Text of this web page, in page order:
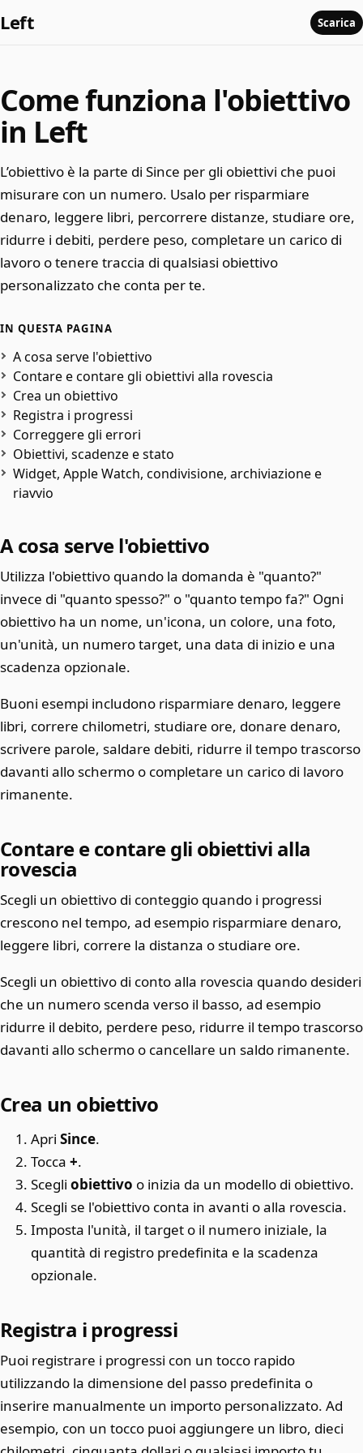
Left Scarica
Come funziona l'obiettivo
in Left
L’obiettivo è la parte di Since per gli obiettivi che puoi
misurare con un numero. Usalo per risparmiare
denaro, leggere libri, percorrere distanze, studiare ore,
ridurre i debiti, perdere peso, completare un carico di
lavoro o tenere traccia di qualsiasi obiettivo
personalizzato che conta per te.
IN QUESTA PAGINA
A cosa serve l'obiettivo
Contare e contare gli obiettivi alla rovescia
Crea un obiettivo
Registra i progressi
Correggere gli errori
Obiettivi, scadenze e stato
Widget, Apple Watch, condivisione, archiviazione e
riavvio
A cosa serve l'obiettivo
Utilizza l'obiettivo quando la domanda è "quanto?"
invece di "quanto spesso?" o "quanto tempo fa?" Ogni
obiettivo ha un nome, un'icona, un colore, una foto,
un'unità, un numero target, una data di inizio e una
scadenza opzionale.
Buoni esempi includono risparmiare denaro, leggere
libri, correre chilometri, studiare ore, donare denaro,
scrivere parole, saldare debiti, ridurre il tempo trascorso
davanti allo schermo o completare un carico di lavoro
rimanente.
Contare e contare gli obiettivi alla
rovescia
Scegli un obiettivo di conteggio quando i progressi
crescono nel tempo, ad esempio risparmiare denaro,
leggere libri, correre la distanza o studiare ore.
Scegli un obiettivo di conto alla rovescia quando desideri
che un numero scenda verso il basso, ad esempio
ridurre il debito, perdere peso, ridurre il tempo trascorso
davanti allo schermo o cancellare un saldo rimanente.
Crea un obiettivo
ApriSince.
Tocca+.
Scegliobiettivo o inizia da un modello di obiettivo.
Scegli se l'obiettivo conta in avanti o alla rovescia.
Imposta l'unità, il target o il numero iniziale, la
quantità di registro predefinita e la scadenza
opzionale.
Registra i progressi
Puoi registrare i progressi con un tocco rapido
utilizzando la dimensione del passo predefinita o
inserire manualmente un importo personalizzato. Ad
esempio, con un tocco puoi aggiungere un libro, dieci